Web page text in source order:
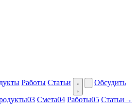
Работы Статьи Обсудить
03 Смета04 Работы05 Статьи →